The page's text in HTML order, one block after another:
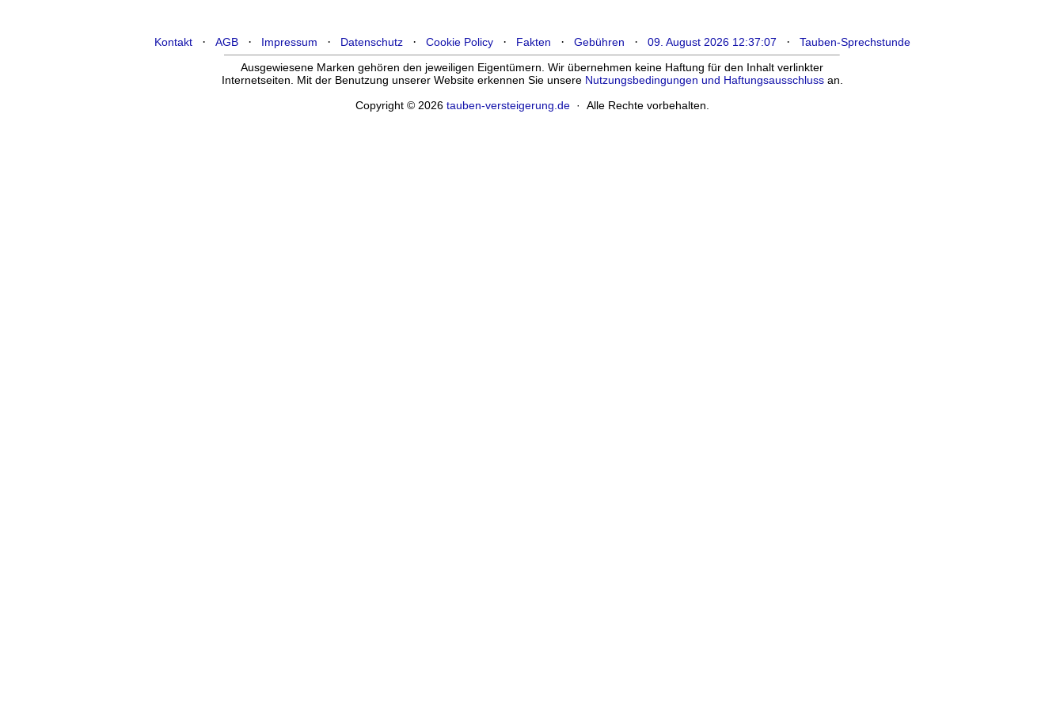
Kontakt· AGB· Impressum · Datenschutz· Cookie Policy· Fakten · Gebühren · 09. August 2026 12:37:07 · Tauben-Sprechstunde
Ausgewiesene Marken gehören den jeweiligen Eigentümern. Wir übernehmen keine Haftung für den Inhalt verlinkter
Internetseiten. Mit der Benutzung unserer Website erkennen Sie unsere Nutzungsbedingungen und Haftungsausschlussan.
Copyright © 2026 tauben-versteigerung.de· Alle Rechte vorbehalten.